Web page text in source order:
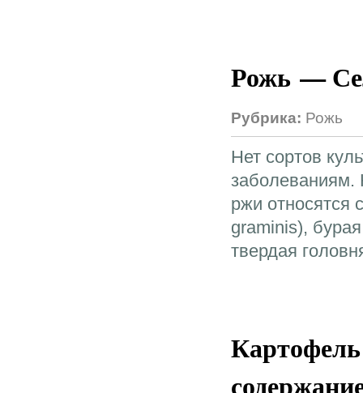
Рожь —
Рубрика: Рожь
Нет сортов
заболеваниям.
ржи относятся
graminis),
твердая